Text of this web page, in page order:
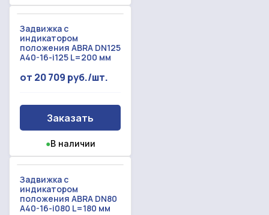
Задвижка с
индикатором
положения ABRA DN125
A40-16-i125 L=200 мм
от 20 709 руб./шт.
Заказать
●В наличии
Задвижка с
индикатором
положения ABRA DN80
A40-16-i080 L=180 мм